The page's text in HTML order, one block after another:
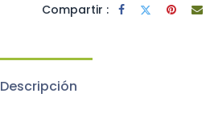
Compartir :
Descripción